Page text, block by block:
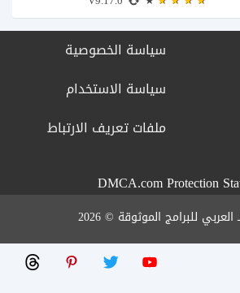
سياسة الخصوصية
سياسة الاستخدام
ملفات تعريف الارتباط
للبرامج الموثوقة © 2026